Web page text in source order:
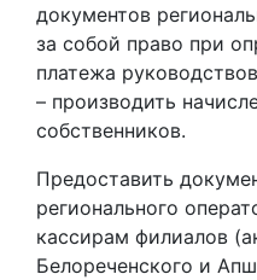
документов
за собой право при
платежа
– производить
собственников.
Предоставить
регионального
кассирам филиалов
Белореченского и